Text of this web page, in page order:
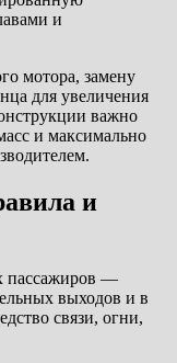
и
мотора, замену
для увеличения
важно
и максимально
и
пассажиров —
выходов и в
связи, огни,